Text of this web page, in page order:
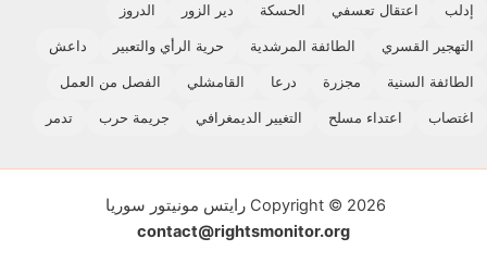
إدلب اعتقال تعسفي الحسكة دير الزور الدروز
التهجير القسري الطائفة المرشدية حرية الرأي والتعبير داعش
الطائفة السنية مجزرة درعا القامشلي الفصل من العمل
اغتصاب اعتداء مسلح التغيير الديمغرافي جريمة حرب تدمر
Copyright © 2026 رايتس مونيتور سوريا
contact@rightsmonitor.org